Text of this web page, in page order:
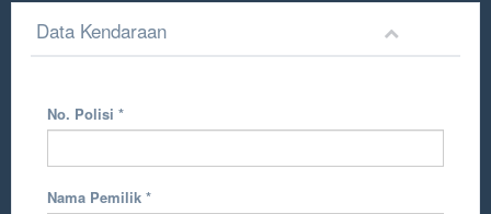
Data Kendaraan
No. Polisi *
Nama Pemilik *